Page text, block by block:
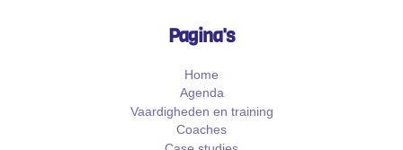
Pagina's
Home
Agenda
Vaardigheden en training
Coaches